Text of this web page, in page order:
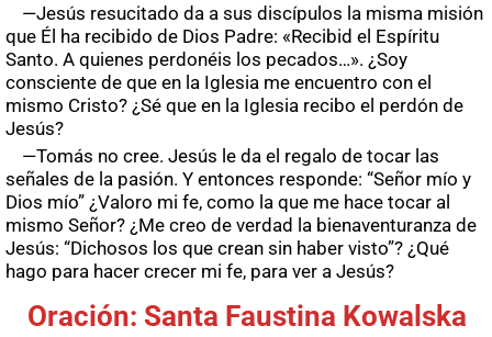
—Jesús resucitado da a sus discípulos la misma misión
que Él ha recibido de Dios Padre: «Recibid el Espíritu
Santo. A quienes perdonéis los pecados…». ¿Soy
consciente de que en la Iglesia me encuentro con el
mismo Cristo? ¿Sé que en la Iglesia recibo el perdón de
Jesús?
—Tomás no cree. Jesús le da el regalo de tocar las
señales de la pasión. Y entonces responde: “Señor mío y
Dios mío” ¿Valoro mi fe, como la que me hace tocar al
mismo Señor? ¿Me creo de verdad la bienaventuranza de
Jesús: “Dichosos los que crean sin haber visto”? ¿Qué
hago para hacer crecer mi fe, para ver a Jesús?
Oración: Santa Faustina Kowalska